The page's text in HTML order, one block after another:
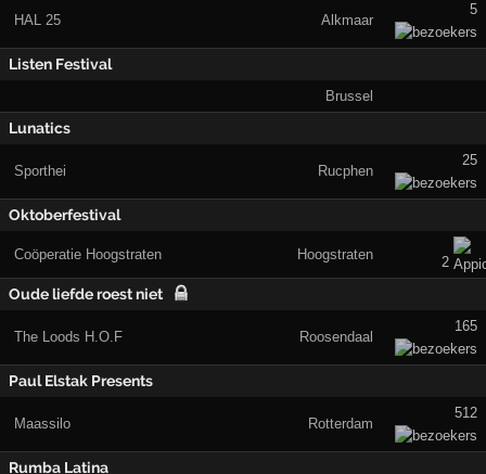
HAL 25 Alkmaar
5
Listen Festival
Brussel
Lunatics
Sporthei Rucphen
25
Oktoberfestival
Coöperatie Hoogstraten Hoogstraten 2
Oude liefde roest niet
The Loods H.O.F Roosendaal
165
Paul Elstak Presents
Maassilo Rotterdam
512
Rumba Latina